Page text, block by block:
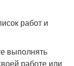
работ и
выполнять
работе или